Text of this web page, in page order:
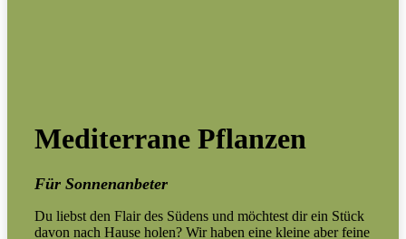
Mediterrane Pflanzen
Für Sonnenanbeter
Du liebst den Flair des Südens und möchtest dir ein Stück
davon nach Hause holen? Wir haben eine kleine aber feine